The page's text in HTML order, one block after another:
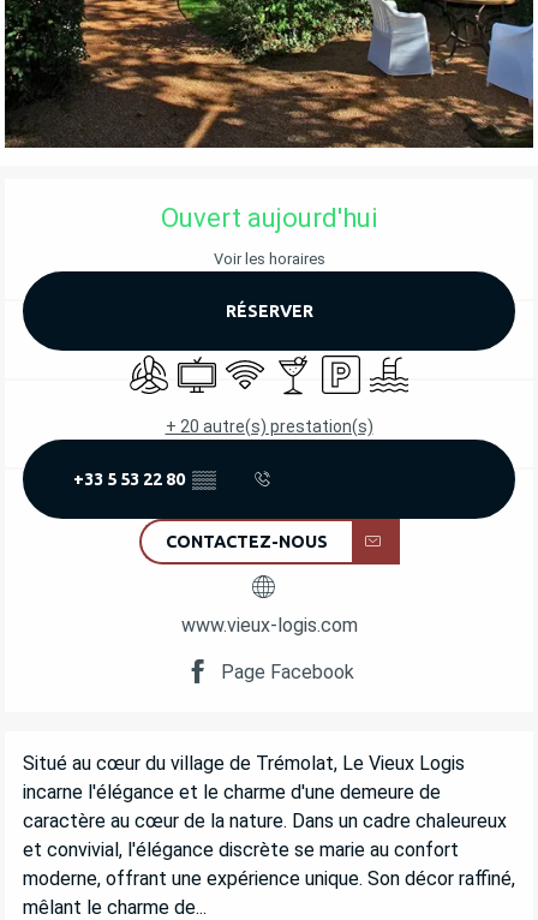
OUVERTURE ET COORDONNÉES
Ouvert aujourd'hui
Voir les horaires
RÉSERVER
Air conditionné
Télévision
WiFi Bar / Buvette
Parking Piscine
+ 20 autre(s) prestation(s)
+33 5 53 22 80 ▒▒
CONTACTEZ-NOUS
www.vieux-logis.com
Page Facebook
DESCRIPTION
Situé au cœur du village de Trémolat, Le Vieux Logis
incarne l'élégance et le charme d'une demeure de
caractère au cœur de la nature. Dans un cadre chaleureux
et convivial, l'élégance discrète se marie au confort
moderne, offrant une expérience unique. Son décor raffiné,
mêlant le charme de...